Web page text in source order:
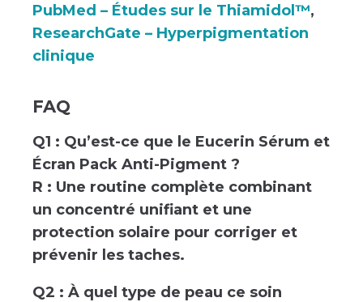
PubMed – Études sur le Thiamidol™,
ResearchGate – Hyperpigmentation
clinique
FAQ
Q1 : Qu’est-ce que le Eucerin Sérum et
Écran Pack Anti-Pigment ?
R : Une routine complète combinant
un concentré unifiant et une
protection solaire pour corriger et
prévenir les taches.
Q2 : À quel type de peau ce soin